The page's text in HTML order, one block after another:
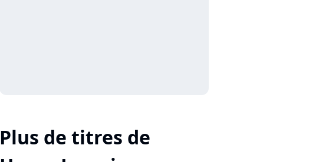
Plus de titres de